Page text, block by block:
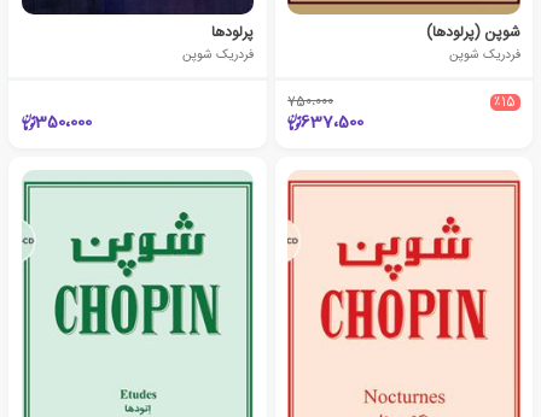
شوپن (پرلودها)
فردریک شوپن
٪15 750،000
637،500
پرلودها
فردریک شوپن
350،000